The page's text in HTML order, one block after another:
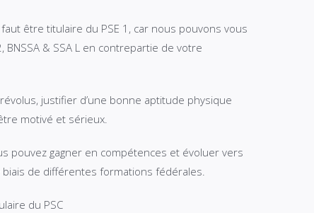
être titulaire du PSE 1, car nous pouvons vous
& SSA L en contrepartie de votre
justifier d’une bonne aptitude physique
motivé et sérieux.
pouvez gagner en compétences et évoluer vers
de différentes formations fédérales.
du PSC